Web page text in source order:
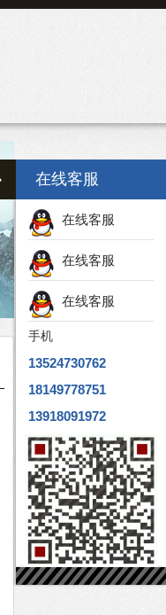
在线客服
在线客服
在线客服
在线客服
手机
13524730762
18149778751
13918091972